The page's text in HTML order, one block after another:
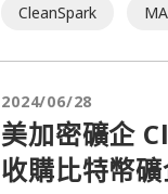
CleanSpark
2024/06/28
美加密礦企
收購比特幣